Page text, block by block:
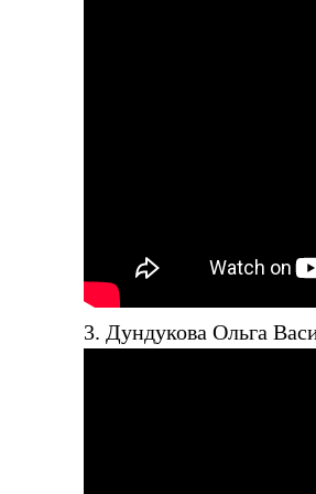
3. Дундукова Ольга